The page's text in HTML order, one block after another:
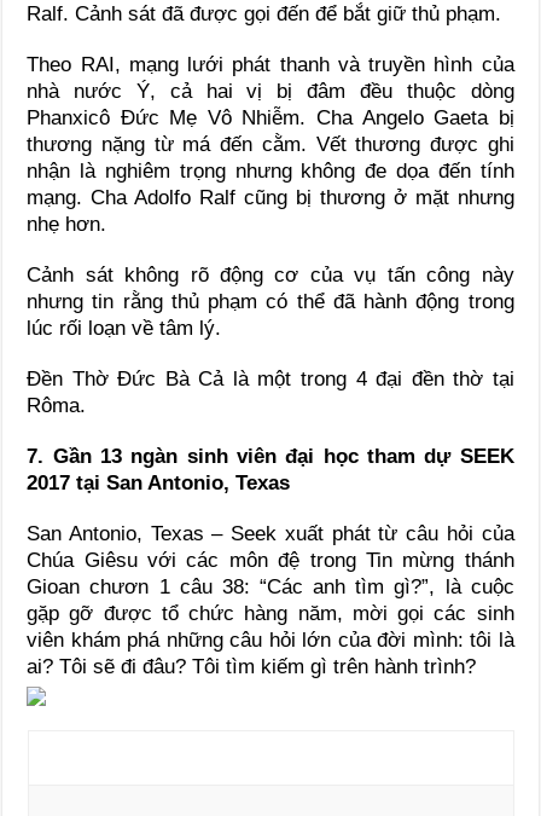
Ralf. Cảnh sát đã được gọi đến để bắt giữ thủ phạm.
Theo RAI, mạng lưới phát thanh và truyền hình của
nhà nước Ý, cả hai vị bị đâm đều thuộc dòng
Phanxicô Đức Mẹ Vô Nhiễm. Cha Angelo Gaeta bị
thương nặng từ má đến cằm. Vết thương được ghi
nhận là nghiêm trọng nhưng không đe dọa đến tính
mạng. Cha Adolfo Ralf cũng bị thương ở mặt nhưng
nhẹ hơn.
Cảnh sát không rõ động cơ của vụ tấn công này
nhưng tin rằng thủ phạm có thể đã hành động trong
lúc rối loạn về tâm lý.
Đền Thờ Đức Bà Cả là một trong 4 đại đền thờ tại
Rôma.
7. Gần 13 ngàn sinh viên đại học tham dự SEEK
2017 tại San Antonio, Texas
San Antonio, Texas – Seek xuất phát từ câu hỏi của
Chúa Giêsu với các môn đệ trong Tin mừng thánh
Gioan chươn 1 câu 38: “Các anh tìm gì?”, là cuộc
gặp gỡ được tổ chức hàng năm, mời gọi các sinh
viên khám phá những câu hỏi lớn của đời mình: tôi là
ai? Tôi sẽ đi đâu? Tôi tìm kiếm gì trên hành trình?